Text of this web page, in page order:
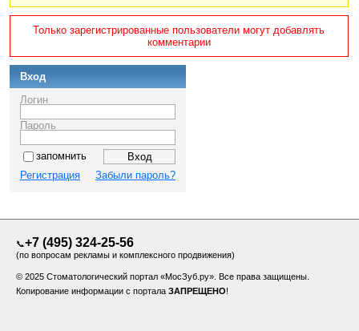
Только зарегистрированные пользователи могут добавлять
комментарии
Вход
Логин
Пароль
запомнить
Регистрация
Забыли пароль?
📞+7 (495) 324-25-56
(по вопросам рекламы и комплексного продвижения)
© 2025 Стоматологический портал «МосЗуб.ру». Все права защищены.
Копирование информации с портала ЗАПРЕЩЕНО!